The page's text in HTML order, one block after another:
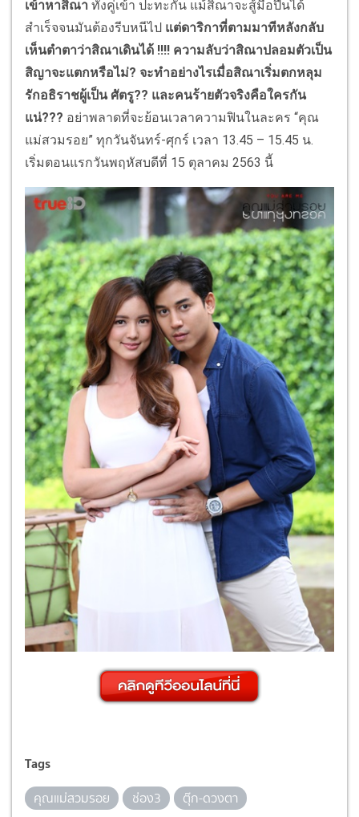
เข้าหาสิณา ทั้งคู่เข้า ปะทะกัน แม้สิณาจะสู้มือปืนได้
สำเร็จจนมันต้องรีบหนีไป แต่ดาริกาที่ตามมาทีหลังกลับ
เห็นตำตาว่าสิณาเดินได้ !!!! ความลับว่าสิณาปลอมตัวเป็น
สิญาจะแตกหรือไม่? จะทำอย่างไรเมื่อสิณาเริ่มตกหลุม
รักอธิราชผู้เป็น ศัตรู?? และคนร้ายตัวจริงคือใครกัน
แน่??? อย่าพลาดที่จะย้อนเวลาความฟินในละคร “คุณ
แม่สวมรอย” ทุกวันจันทร์-ศุกร์ เวลา 13.45 – 15.45 น.
เริ่มตอนแรกวันพฤหัสบดีที่ 15 ตุลาคม 2563 นี้
Tags
คุณแม่สวมรอย ช่อง3
ตุ๊ก-ดวงตา